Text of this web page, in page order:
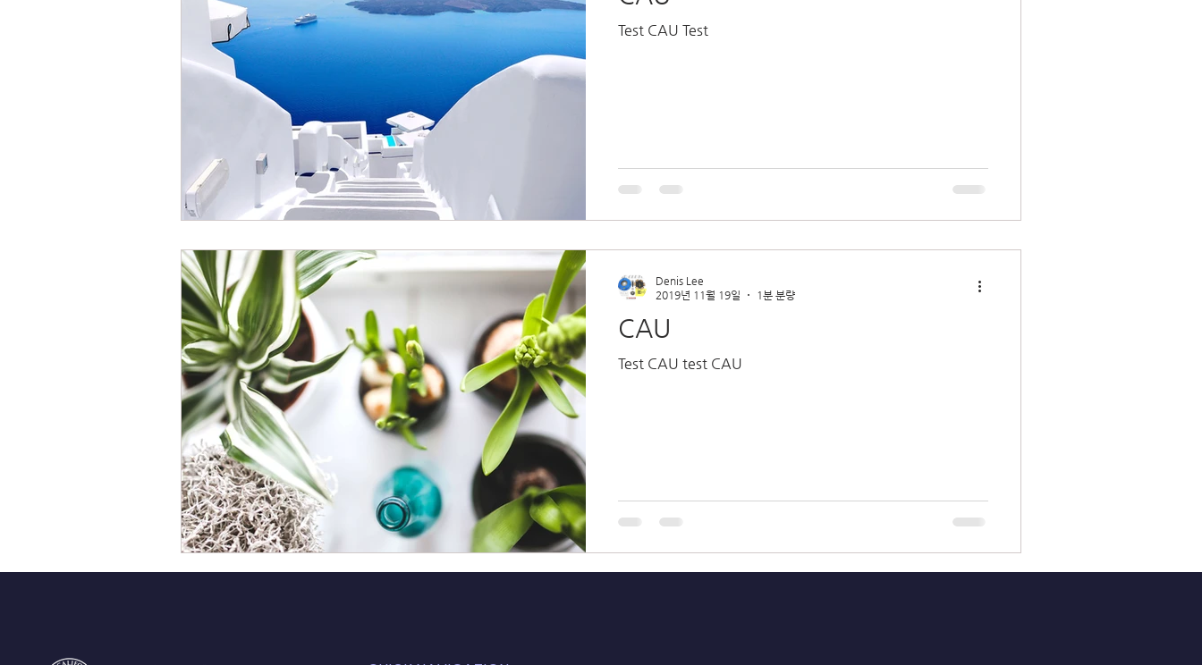
Test CAU Test
CAU
Test CAU test CAU
Denis Lee
2019년 11월 19일
1분 분량